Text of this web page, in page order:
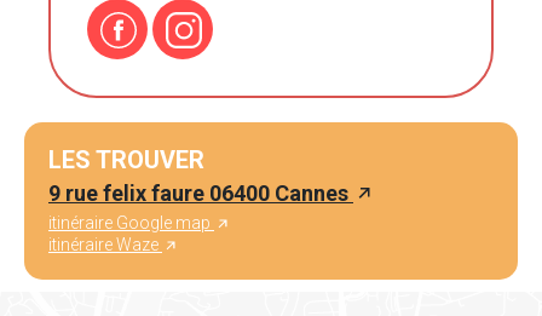
LES TROUVER
9 rue felix faure 06400 Cannes
itinéraire Google map
itinéraire Waze